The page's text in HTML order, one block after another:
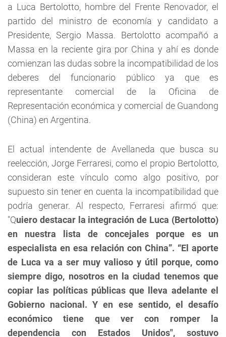
a Luca Bertolotto, hombre del Frente Renovador, el
partido del ministro de economía y candidato a
Presidente, Sergio Massa. Bertolotto acompañó a
Massa en la reciente gira por China y ahí es donde
comienzan las dudas sobre la incompatibilidad de los
deberes del funcionario público ya que es
representante comercial de la Oficina de
Representación económica y comercial de Guandong
(China) en Argentina.
El actual intendente de Avellaneda que busca su
reelección, Jorge Ferraresi, como el propio Bertolotto,
consideran este vínculo como algo positivo, por
supuesto sin tener en cuenta la incompatibilidad que
podría generar. Al respecto, Ferraresi afirmó que:
"Quiero destacar la integración de Luca (Bertolotto)
en nuestra lista de concejales porque es un
especialista en esa relación con China”. “El aporte
de Luca va a ser muy valioso y útil porque, como
siempre digo, nosotros en la ciudad tenemos que
copiar las políticas públicas que lleva adelante el
Gobierno nacional. Y en ese sentido, el desafío
económico tiene que ver con romper la
dependencia con Estados Unidos", sostuvo